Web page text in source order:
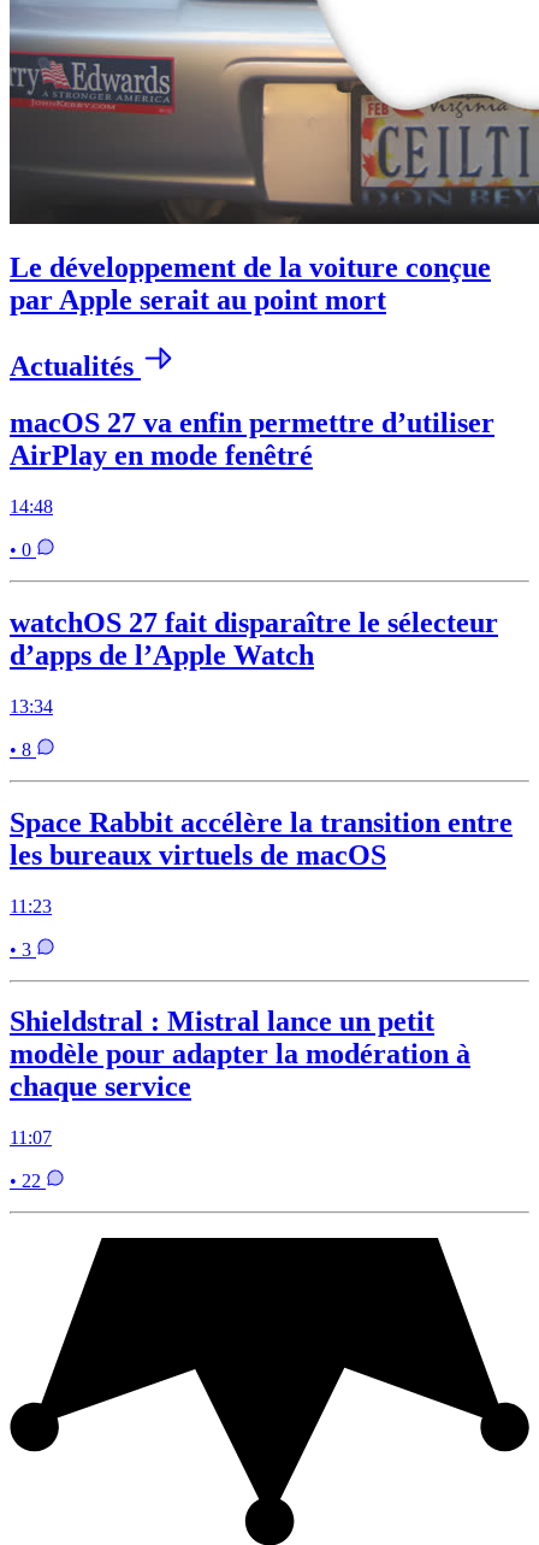
Le développement de la voiture conçue
par Apple serait au point mort
Actualités
macOS 27 va enfin permettre d’utiliser
AirPlay en mode fenêtré
14:48
• 0
watchOS 27 fait disparaître le sélecteur
d’apps de l’Apple Watch
13:34
• 8
Space Rabbit accélère la transition entre
les bureaux virtuels de macOS
11:23
• 3
Shieldstral : Mistral lance un petit
modèle pour adapter la modération à
chaque service
11:07
• 22